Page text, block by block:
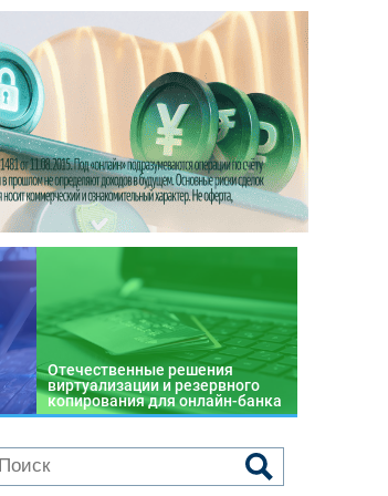
Отечественные решения
виртуализации и резервного
копирования для онлайн-банка